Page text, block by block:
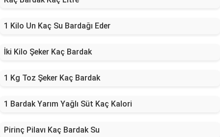
1 Kilo Un Kaç Su Bardağı Eder
İki Kilo Şeker Kaç Bardak
1 Kg Toz Şeker Kaç Bardak
1 Bardak Yarım Yağlı Süt Kaç Kalori
Pirinç Pilavı Kaç Bardak Su